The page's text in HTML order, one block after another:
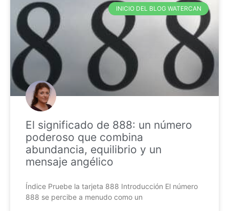
INICIO DEL BLOG WATERCAN
El significado de 888: un número
poderoso que combina
abundancia, equilibrio y un
mensaje angélico
Índice Pruebe la tarjeta 888 Introducción El número
888 se percibe a menudo como un